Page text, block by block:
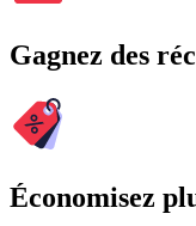
Gagnez des
Économisez